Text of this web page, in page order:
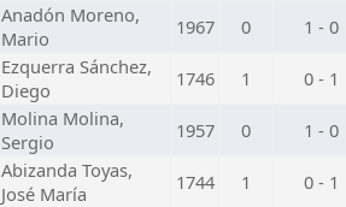
Anadón Moreno,
Mario
1967 0 1 - 0
Ezquerra Sánchez,
Diego
1746 1 0 - 1
Molina Molina,
Sergio
1957 0 1 - 0
Abizanda Toyas,
José María
1744 1 0 - 1